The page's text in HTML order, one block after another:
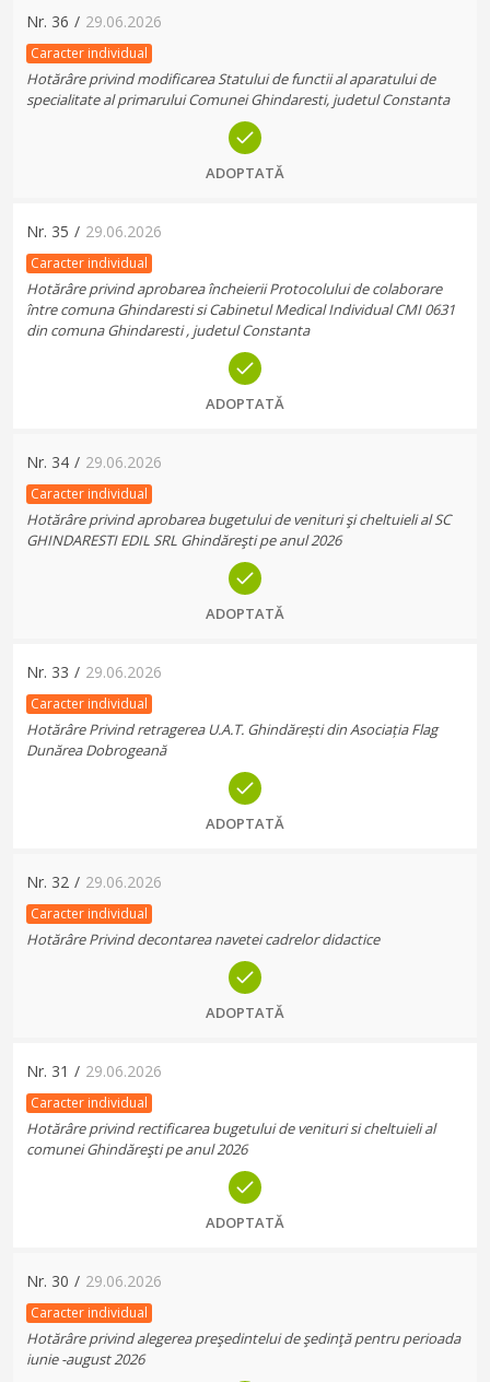
Nr. 36 / 29.06.2026
Caracter individual
Hotărâre privind modificarea Statului de functii al aparatului de
specialitate al primarului Comunei Ghindaresti, judetul Constanta
ADOPTATĂ
Nr. 35 / 29.06.2026
Caracter individual
Hotărâre privind aprobarea încheierii Protocolului de colaborare
între comuna Ghindaresti si Cabinetul Medical Individual CMI 0631
din comuna Ghindaresti , judetul Constanta
ADOPTATĂ
Nr. 34 / 29.06.2026
Caracter individual
Hotărâre privind aprobarea bugetului de venituri şi cheltuieli al SC
GHINDARESTI EDIL SRL Ghindăreşti pe anul 2026
ADOPTATĂ
Nr. 33 / 29.06.2026
Caracter individual
Hotărâre Privind retragerea U.A.T. Ghindărești din Asociația Flag
Dunărea Dobrogeană
ADOPTATĂ
Nr. 32 / 29.06.2026
Caracter individual
Hotărâre Privind decontarea navetei cadrelor didactice
ADOPTATĂ
Nr. 31 / 29.06.2026
Caracter individual
Hotărâre privind rectificarea bugetului de venituri si cheltuieli al
comunei Ghindăreşti pe anul 2026
ADOPTATĂ
Nr. 30 / 29.06.2026
Caracter individual
Hotărâre privind alegerea preşedintelui de şedinţă pentru perioada
iunie -august 2026